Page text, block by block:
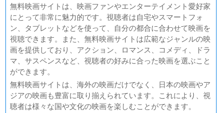
無料映画サイトは、映画ファンやエンターテイメント愛好家
にとって非常に魅力的です。視聴者は自宅やスマートフォ
ン、タブレットなどを使って、自分の都合に合わせて映画を
視聴できます。また、無料映画サイトは広範なジャンルの映
画を提供しており、アクション、ロマンス、コメディ、ドラ
マ、サスペンスなど、視聴者の好みに合った映画を選ぶこと
ができます。
無料映画サイトは、海外の映画だけでなく、日本の映画やア
ジアの映画も豊富に取り揃えられています。これにより、視
聴者は様々な国や文化の映画を楽しむことができます。